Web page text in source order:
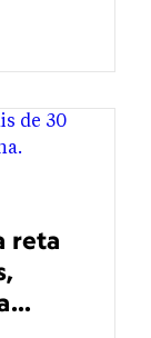
reta